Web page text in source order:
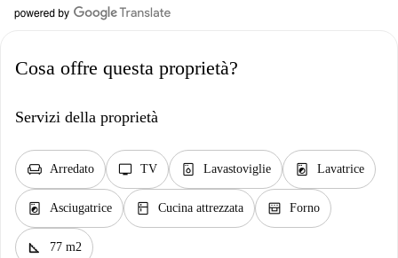
Cosa offre questa proprietà?
Servizi della proprietà
chair Arredato tv TV dishwasher_gen Lavastoviglie local_laundry_service Lavatrice
local_laundry_service Asciugatrice kitchen Cucina attrezzata oven_gen Forno
square_foot 77 m2